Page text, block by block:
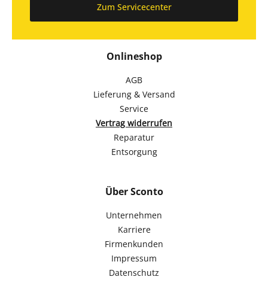
Onlineshop
AGB
Lieferung & Versand
Service
Vertrag widerrufen
Reparatur
Entsorgung
Über Sconto
Unternehmen
Karriere
Firmenkunden
Impressum
Datenschutz
Zum Servicecenter